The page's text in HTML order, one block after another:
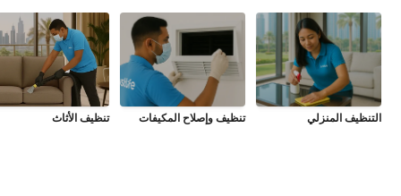
التنظيف المنزلي تنظيف وإصلاح المكيفات تنظيف الأثاث